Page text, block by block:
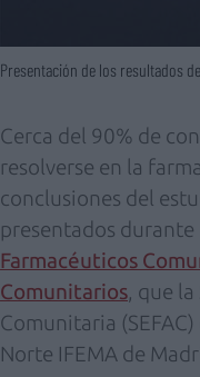
Presentación de los resultados
Cerca del 90% de
resolverse en la
conclusiones del
presentados
Farmacéuticos
Comunitarios, que
Comunitaria
Norte IFEMA de